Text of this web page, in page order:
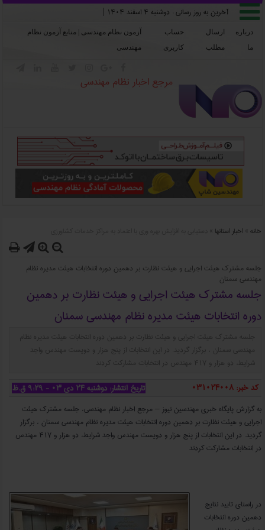
 آخرین به روز رسانی : دوشنبه ۴ اسفند ۱۴۰۴ |
درباره
ما
ارسال
مطلب
حساب
کاربری
آزمون نظام مهندسی | منابع آزمون نظام
مهندسی
مرجع اخبار نظام مهندسی
خانه »اخبار استانها
   
جلسه مشترک هیئت اجرایی و هیئت نظارت بر دهمین دوره انتخابات هیئت مدیره نظام
مهندسی سمنان
جلسه مشترک هیئت اجرایی و هیئت نظارت بر دهمین
دوره انتخابات هیئت مدیره نظام مهندسی سمنان
کد خبر: 031024008 تاریخ انتشار: دوشنبه ۲۴ دی ۰۳ - ۹:۲۹ ق.ظ
به گزارش پایگاه خبری مهندسین نیوز – مرجع اخبار نظام مهندسی، جلسه مشترک هیئت
اجرایی و هیئت نظارت بر دهمین دوره انتخابات هیئت مدیره نظام مهندسی سمنان ، برگزار
گردید. در این انتخابات از پنج هزار و دویست مهندس واجد شرایط، دو هزار و ۴۱۷ مهندس
در انتخابات مشارکت کردند
در راستای تایید نتایج
دهمین دوره انتخابات